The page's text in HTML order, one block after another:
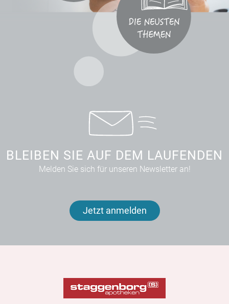
BLEIBEN SIE AUF DEM LAUFENDEN
Melden Sie sich für unseren Newsletter an!
Jetzt anmelden